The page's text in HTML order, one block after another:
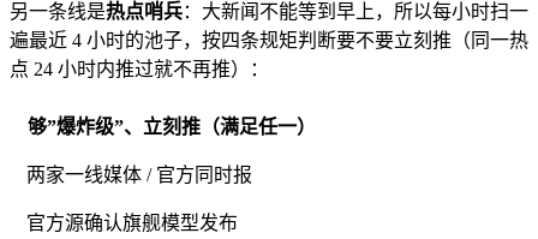
另一条线是热点哨兵：大新闻不能等到早上，所以每小时扫一
遍最近 4 小时的池子，按四条规矩判断要不要立刻推（同一热
点 24 小时内推过就不再推）：
够”爆炸级”、立刻推（满足任一）
两家一线媒体 / 官方同时报
官方源确认旗舰模型发布